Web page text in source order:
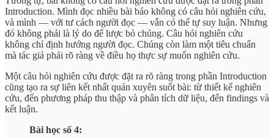
Introduction. Mình đọc nhiều bài báo không có câu hỏi nghiên cứu,
và mình — với tư cách người đọc — vẫn có thể tự suy luận. Nhưng
đó không phải là lý do để lược bỏ chúng. Câu hỏi nghiên cứu
không chỉ định hướng người đọc. Chúng còn làm một tiêu chuẩn
mà tác giả phải rõ ràng về điều họ thực sự muốn nghiên cứu.
Một câu hỏi nghiên cứu được đặt ra rõ ràng trong phần Introduction
cũng tạo ra sự liên kết nhất quán xuyên suốt bài: từ thiết kế nghiên
cứu, đến phương pháp thu thập và phân tích dữ liệu, đến findings và
kết luận.
Bài học số 4: